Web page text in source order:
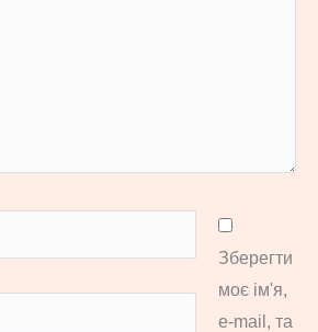
Зберегти
моє ім'я,
e-mail, та